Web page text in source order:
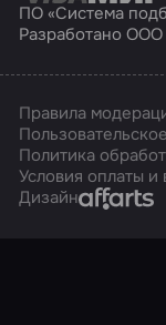
ПО «Система
Разработано
Правила
Политика
Условия оплаты и
ДизайнAffarts